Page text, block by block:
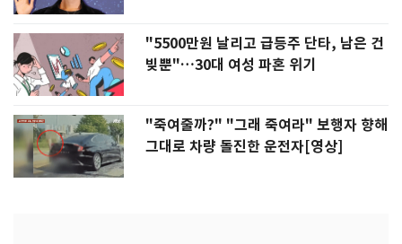
"5500만원 날리고 급등주 단타, 남은 건
빚뿐"…30대 여성 파혼 위기
"죽여줄까?" "그래 죽여라" 보행자 향해
그대로 차량 돌진한 운전자[영상]